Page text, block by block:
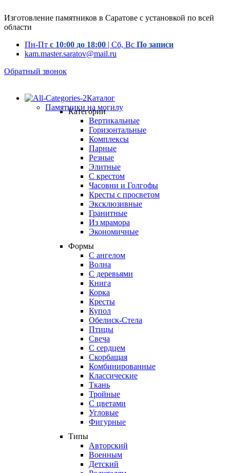
Изготовление памятников в Саратове с установкой по всей
области
Пн-Пт с 10:00 до 18:00 | Сб, Вс По записи
kam.master.saratov@mail.ru
Обратный звонок
Каталог
Памятники на могилу
Категории
Вертикальные
Горизонтальные
Комплексы
Парные
Резные
Элитные
С крестом
Часовни и Голгофы
Кресты с просветом
Эксклюзивные
Гранитные
Из мрамора
Экономичные
Формы
С ангелом
Волна
С деревьями
Книга
Корка
Кресты
Купол
Обелиск-Стела
Птицы
Свеча
С сердцем
Скорбащая
Комбинированные
Классические
Ткань
Тройные
С цветами
Угловые
Фигурные
Типы
Авторский
Военным
Детский